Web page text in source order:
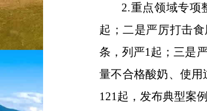
2.重点领域专项
起； 二是严厉打击
条，列严1起； 三是
量不合格酸奶、使
121起，发布典型案